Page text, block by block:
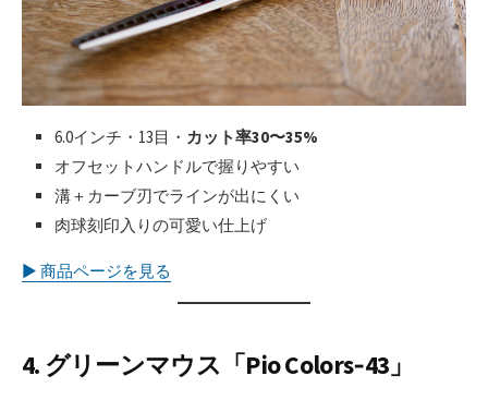
6.0インチ・13目・ カット率30〜35%
オフセットハンドルで握りやすい
溝＋カーブ刃でラインが出にくい
肉球刻印入りの可愛い仕上げ
▶︎ 商品ページを見る
4. グリーンマウス「Pio Colors‑43」